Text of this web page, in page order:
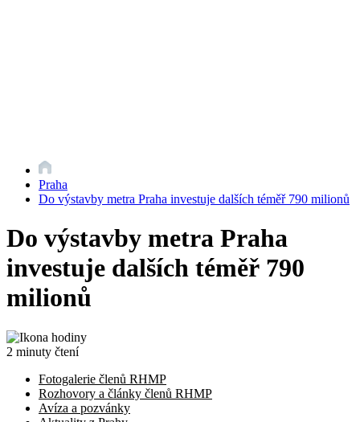
Praha
Do výstavby metra Praha investuje dalších téměř 790 milionů
Do výstavby metra Praha
investuje dalších téměř 790
milionů
2 minuty čtení
Fotogalerie členů RHMP
Rozhovory a články členů RHMP
Avíza a pozvánky